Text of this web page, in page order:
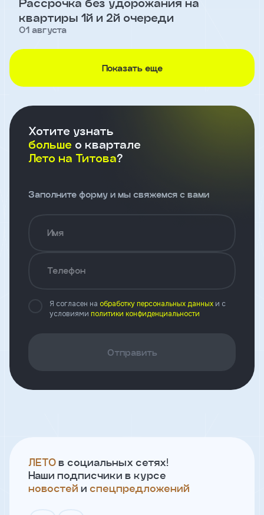
Рассрочка без удорожания на
квартиры 1й и 2й очереди
01 августа
Показать еще
Хотите узнать
больше о квартале
Лето на Титова?
Заполните форму и мы свяжемся с вами
Имя
Телефон
Я согласен на обработку персональных данных и с
условиями политики конфиденциальности
Отправить
ЛЕТО в социальных сетях!
Наши подписчики в курсе
новостей и спецпредложений
Откликнуться
обработку
конфиденциальности
звонок